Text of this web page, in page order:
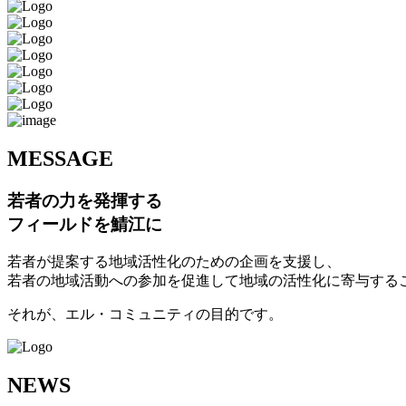
MESSAGE
若者の力を発揮する
フィールドを鯖江に
若者が提案する地域活性化のための企画を支援し、
若者の地域活動への参加を促進して地域の活性化に寄与する
それが、エル・コミュニティの目的です。
NEWS